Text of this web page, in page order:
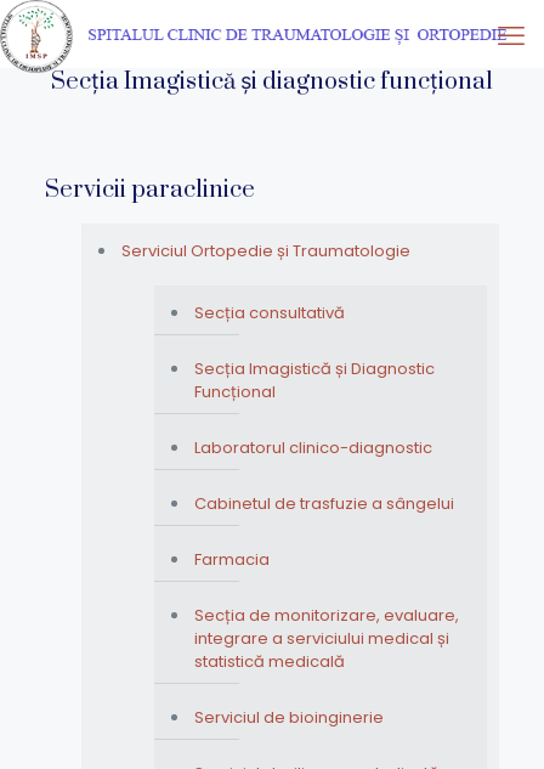
Secția Imagistică și diagnostic funcțional
Servicii paraclinice
Serviciul Ortopedie și Traumatologie
Secția consultativă
Secția Imagistică și Diagnostic
Funcțional
Laboratorul clinico-diagnostic
Cabinetul de trasfuzie a sângelui
Farmacia
Secția de monitorizare, evaluare,
integrare a serviciului medical și
statistică medicală
Serviciul de bioinginerie